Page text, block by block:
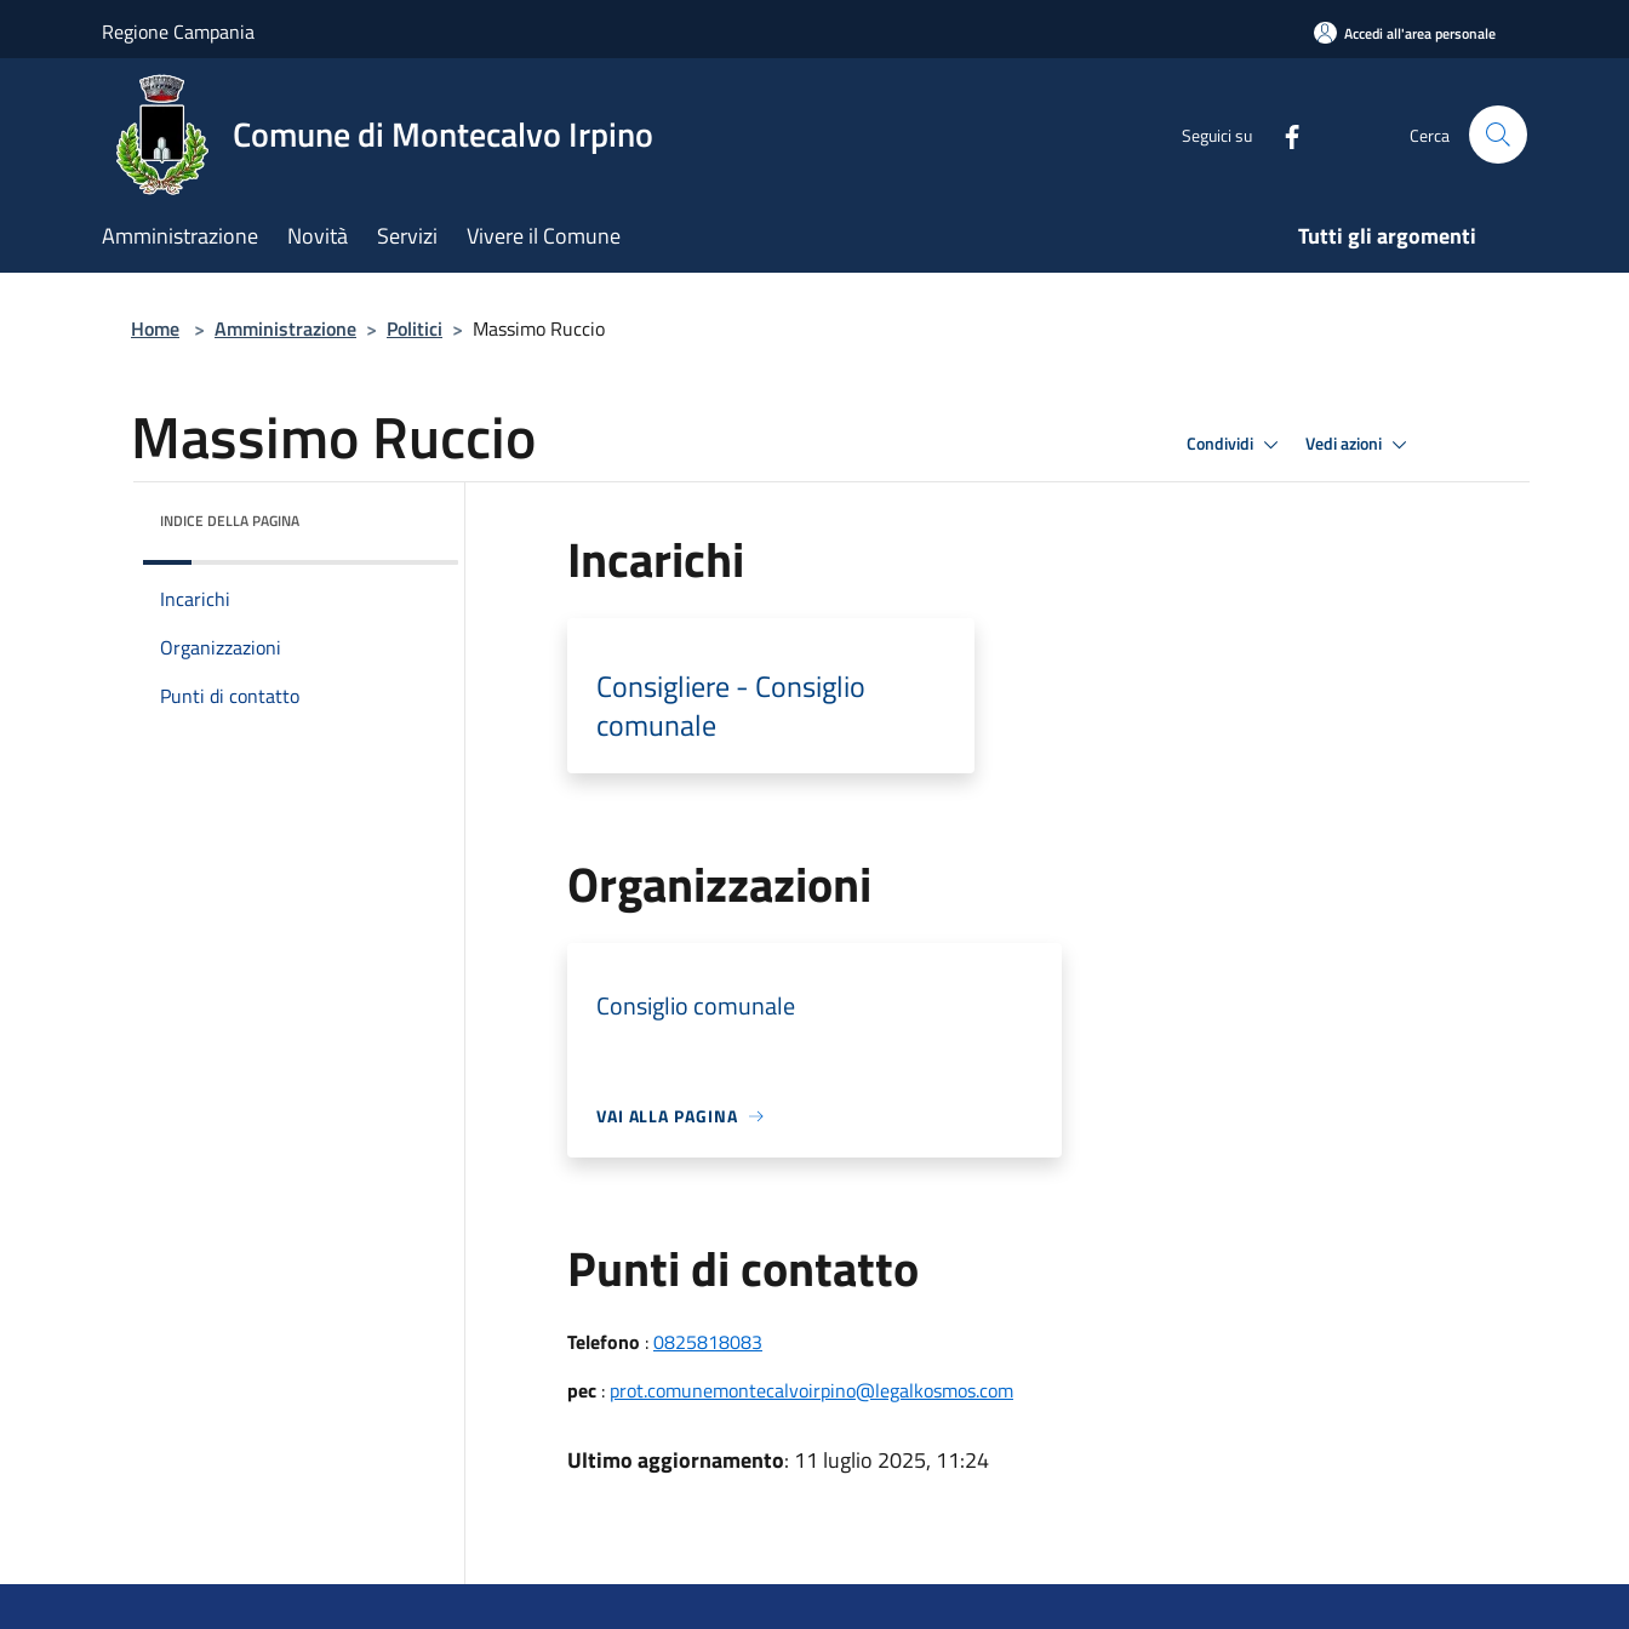
Regione Campania Accedi all'area personale
Comune di Montecalvo Irpino Seguici su Cerca
Amministrazione Novità Servizi Vivere il Comune Tutti gli argomenti
Home > Amministrazione > Politici > Massimo Ruccio
Massimo Ruccio Condividi Vedi azioni
INDICE DELLA PAGINA
Incarichi
Organizzazioni
Punti di contatto
Incarichi
Consigliere - Consiglio
comunale
Organizzazioni
Consiglio comunale
VAI ALLA PAGINA
Punti di contatto
Telefono :0825818083
pec: prot.comunemontecalvoirpino@legalkosmos.com
Ultimo aggiornamento: 11 luglio 2025, 11:24